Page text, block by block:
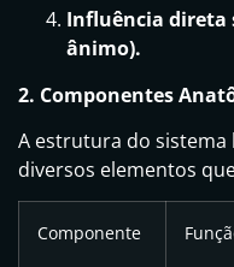
Influência direta
ânimo).
2. Componentes
A estrutura do
diversos elementos
Componente